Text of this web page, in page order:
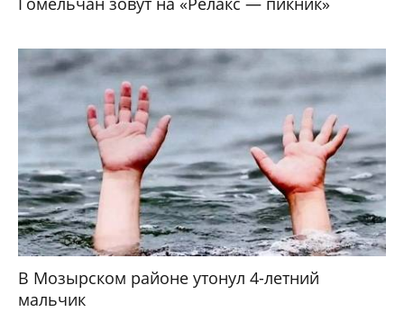
В Мозырском районе утонул 4-летний
мальчик